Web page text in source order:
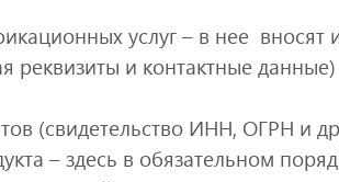
услуг – в нее
реквизиты и контактные
(свидетельство ИНН, ОГРН и
– здесь в обязательном